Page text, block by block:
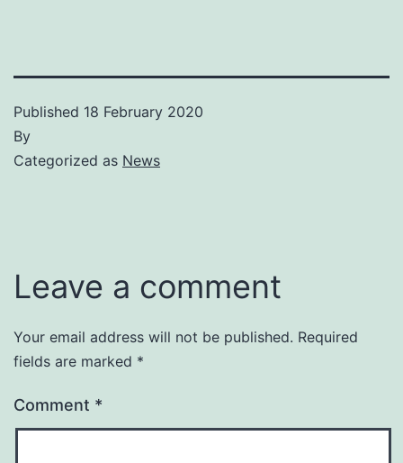
Published 18 February 2020
By
Categorized as News
Leave a comment
Your email address will not be published. Required
fields are marked *
Comment *